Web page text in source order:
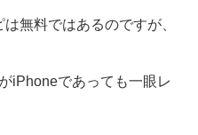
無料ではあるのですが、
iPhoneであっても一眼レ